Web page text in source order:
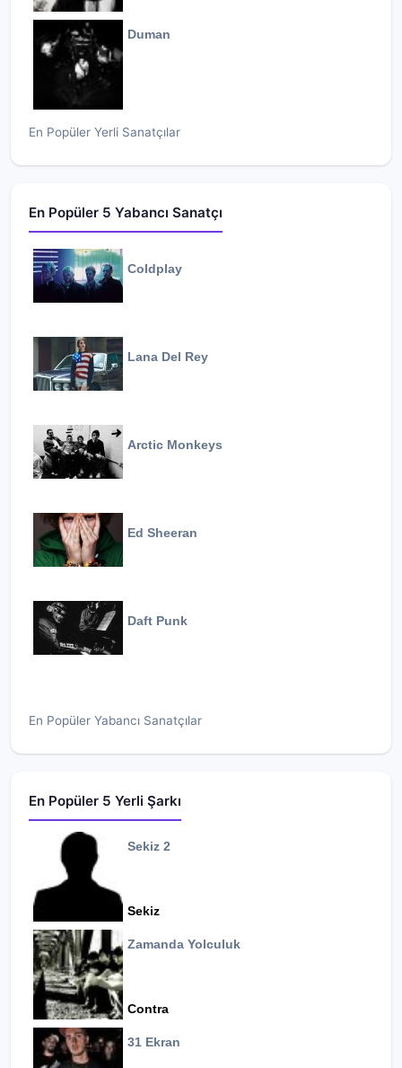
Duman
En Popüler Yerli Sanatçılar
En Popüler 5 Yabancı Sanatçı
Coldplay
Lana Del Rey
Arctic Monkeys
Ed Sheeran
Daft Punk
En Popüler Yabancı Sanatçılar
En Popüler 5 Yerli Şarkı
Sekiz 2
Sekiz
Zamanda Yolculuk
Contra
31 Ekran